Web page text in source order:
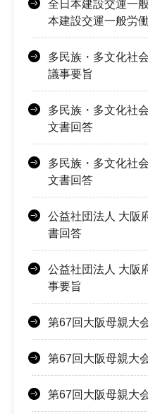
全日本建設交運一
本建設交運一般労
多民族・多文化社
議事要旨
多民族・多文化社
文書回答
多民族・多文化社
文書回答
公益社団法人 大阪
書回答
公益社団法人 大阪
事要旨
第67回大阪母親大
第67回大阪母親大
第67回大阪母親大